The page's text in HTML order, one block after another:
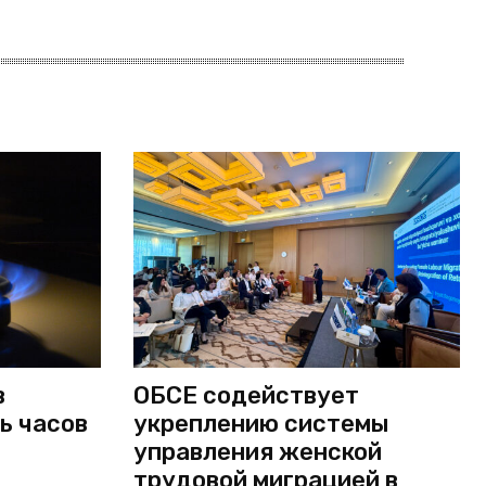
часов
ОБСЕ содействует
укреплению системы
управления женской